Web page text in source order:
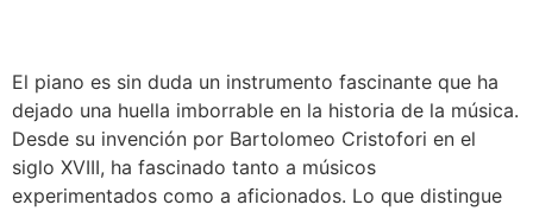
El piano es sin duda un instrumento fascinante que ha
dejado una huella imborrable en la historia de la música.
Desde su invención por Bartolomeo Cristofori en el
siglo XVIII, ha fascinado tanto a músicos
experimentados como a aficionados. Lo que distingue